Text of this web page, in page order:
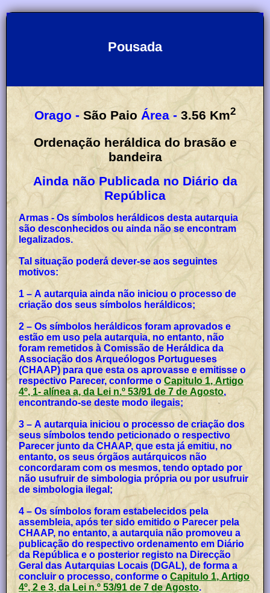
Pousada
Orago - São Paio Área - 3.56 Km2
Ordenação heráldica do brasão e
bandeira
Ainda não Publicada no Diário da
República
Armas - Os símbolos heráldicos desta autarquia
são desconhecidos ou ainda não se encontram
legalizados.
Tal situação poderá dever-se aos seguintes
motivos:
1 – A autarquia ainda não iniciou o processo de
criação dos seus símbolos heráldicos;
2 – Os símbolos heráldicos foram aprovados e
estão em uso pela autarquia, no entanto, não
foram remetidos à Comissão de Heráldica da
Associação dos Arqueólogos Portugueses
(CHAAP) para que esta os aprovasse e emitisse o
respectivo Parecer, conforme oCapitulo 1, Artigo
4º, 1- alínea a, da Lei n.º 53/91 de 7 de Agosto,
encontrando-se deste modo ilegais;
3 – A autarquia iniciou o processo de criação dos
seus símbolos tendo peticionado o respectivo
Parecer junto da CHAAP, que esta já emitiu, no
entanto, os seus órgãos autárquicos não
concordaram com os mesmos, tendo optado por
não usufruir de simbologia própria ou por usufruir
de simbologia ilegal;
4 – Os símbolos foram estabelecidos pela
assembleia, após ter sido emitido o Parecer pela
CHAAP, no entanto, a autarquia não promoveu a
publicação do respectivo ordenamento em Diário
da República e o posterior registo na Direcção
Geral das Autarquias Locais (DGAL), de forma a
concluir o processo, conforme oCapitulo 1, Artigo
4º, 2 e 3, da Lei n.º 53/91 de 7 de Agosto.